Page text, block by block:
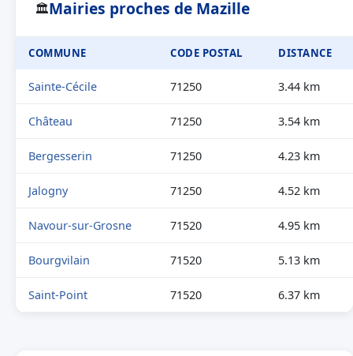
🏛Mairies proches de Mazille
COMMUNE CODE POSTAL DISTANCE
Sainte-Cécile 71250 3.44 km
Château 71250 3.54 km
Bergesserin 71250 4.23 km
Jalogny 71250 4.52 km
Navour-sur-Grosne 71520 4.95 km
Bourgvilain 71520 5.13 km
Saint-Point 71520 6.37 km